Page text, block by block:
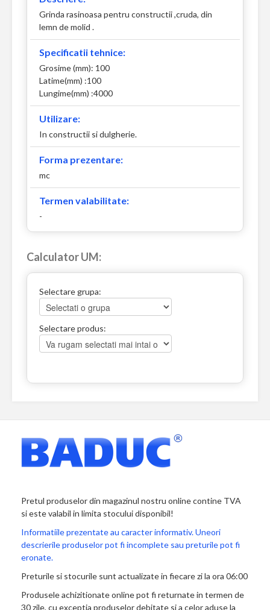
Grinda rasinoasa pentru constructii ,cruda, din
lemn de molid .
Specificatii tehnice:
Grosime (mm): 100
Latime(mm) :100
Lungime(mm) :4000
Utilizare:
In constructii si dulgherie.
Forma prezentare:
mc
Termen valabilitate:
-
Calculator UM:
Selectare grupa:
Selectare produs:
Pretul produselor din magazinul nostru online contine TVA
si este valabil in limita stocului disponibil!
Informatiile prezentate au caracter informativ. Uneori
descrierile produselor pot fi incomplete sau preturile pot fi
eronate.
Preturile si stocurile sunt actualizate in fiecare zi la ora 06:00
Produsele achizitionate online pot fi returnate in termen de
30 zile, cu exceptia produselor debitate si a celor aduse la